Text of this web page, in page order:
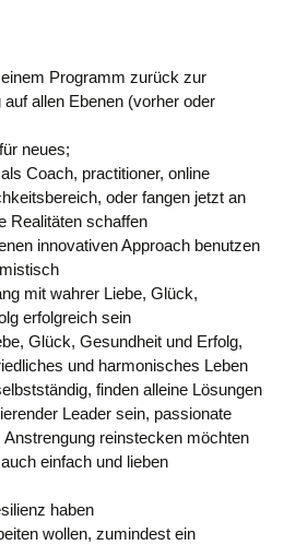
Programm zurück zur
allen Ebenen (vorher oder
neues;
Coach, practitioner, online
oder fangen jetzt an
Realitäten schaffen
innovativen Approach benutzen
mit wahrer Liebe, Glück,
erfolgreich sein
Glück, Gesundheit und Erfolg,
und harmonisches Leben
finden alleine Lösungen
Leader sein, passionate
Anstrengung reinstecken möchten
einfach und lieben
haben
wollen, zumindest ein